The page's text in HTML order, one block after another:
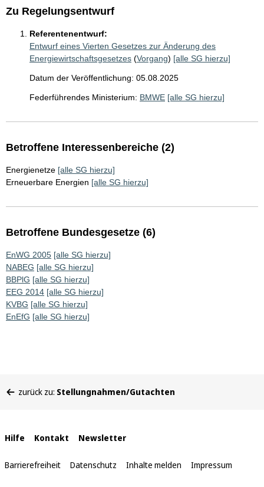
Zu Regelungsentwurf
Referentenentwurf:
Entwurf eines Vierten Gesetzes zur Änderung des
Energiewirtschaftsgesetzes (Vorgang) [alle SG hierzu]
Datum der Veröffentlichung: 05.08.2025
Federführendes Ministerium: BMWE [alle SG hierzu]
Betroffene Interessenbereiche (2)
Energienetze [alle SG hierzu]
Erneuerbare Energien [alle SG hierzu]
Betroffene Bundesgesetze (6)
EnWG 2005 [alle SG hierzu]
NABEG [alle SG hierzu]
BBPlG [alle SG hierzu]
EEG 2014 [alle SG hierzu]
KVBG [alle SG hierzu]
EnEfG [alle SG hierzu]
befinden
zurück zu: Stellungnahmen/Gutachten
Interne
Links
Hilfe Kontakt Newsletter
Barrierefreiheit Datenschutz Inhalte melden Impressum